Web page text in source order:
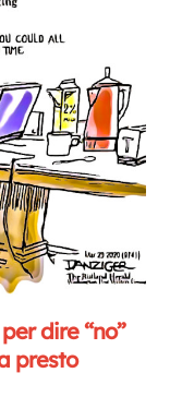
dire “no”
presto